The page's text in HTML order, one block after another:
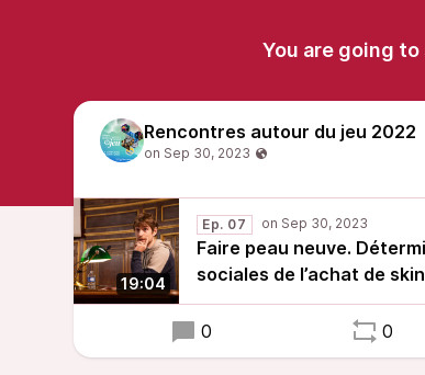
You are going to
Rencontres autour du jeu 2022
19:04
Ep. 07
Faire peau neuve.
sociales de l’achat de
0 0